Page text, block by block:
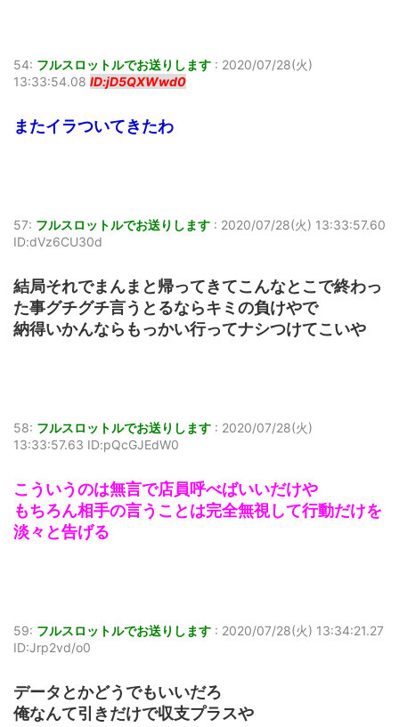
54: フルスロットルでお送りします : 2020/07/28(火)
13:33:54.08 ID:jD5QXWwd0
またイラついてきたわ
57: フルスロットルでお送りします : 2020/07/28(火) 13:33:57.60
ID:dVz6CU30d
結局それでまんまと帰ってきてこんなとこで終わっ
た事グチグチ言うとるならキミの負けやで
納得いかんならもっかい行ってナシつけてこいや
58: フルスロットルでお送りします : 2020/07/28(火)
13:33:57.63 ID:pQcGJEdW0
こういうのは無言で店員呼べばいいだけや
もちろん相手の言うことは完全無視して行動だけを
淡々と告げる
59: フルスロットルでお送りします : 2020/07/28(火) 13:34:21.27
ID:Jrp2vd/o0
データとかどうでもいいだろ
俺なんて引きだけで収支プラスや